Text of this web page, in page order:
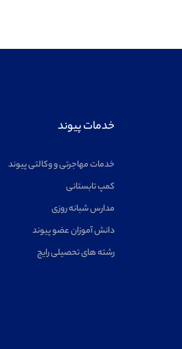
خدمات پیوند
خدمات مهاجرتی و وکالتی پیوند
کمپ تابستانی
مدارس شبانه روزی
دانش آموزان عضو پیوند
رشته های تحصیلی رایج